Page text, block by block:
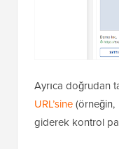
Ayrıca doğrudan
URL’sine(örneğin,
giderek kontrol